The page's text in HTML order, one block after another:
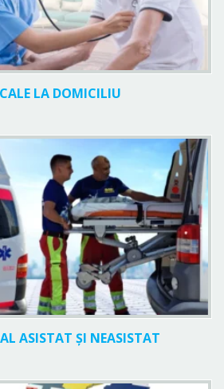
LA DOMICILIU
ASISTAT ȘI NEASISTAT